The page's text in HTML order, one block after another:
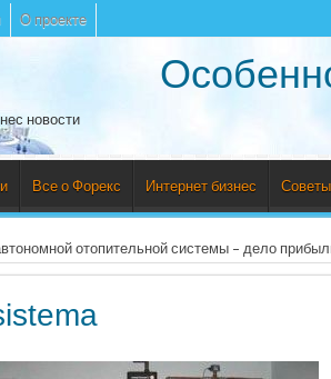
О проекте
новости
Все о Форекс Интернет бизнес
отопительной системы – дело